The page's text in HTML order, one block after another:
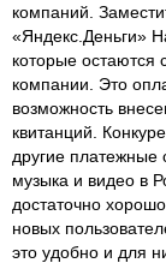
компаний.
«Яндекс.Деньги»
которые остаются
компании. Это
возможность
квитанций.
другие платежные
музыка и видео в
достаточно
новых
это удобно и для